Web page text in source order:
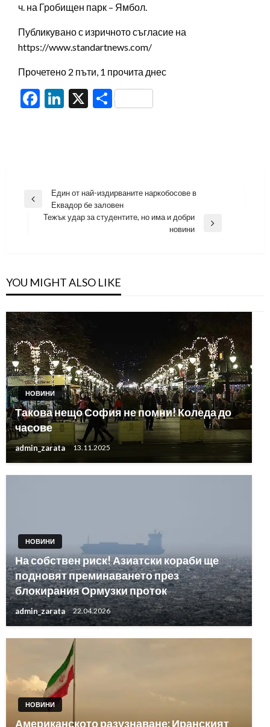
ч. на Гробищен парк – Ямбол.
Публикувано с изричното съгласие на
https://www.standartnews.com/
Прочетено 2 пъти, 1 прочита днес
Facebook
LinkedIn
X Share
Навигация
Previous
Един от най-издирваните наркобосове в
Еквадор бе заловен
Тежък удар за студентите, но има и добри
новини
YOU MIGHT ALSO LIKE
НОВИНИ
Такова нещо София не помни! Коледа до
часове
admin_zarata 13.11.2025
НОВИНИ
На собствен риск! Азиатски кораби ще
подновят преминаването през
блокирания Ормузки проток
admin_zarata 22.04.2026
НОВИНИ
Американското разузнаване: Иранският